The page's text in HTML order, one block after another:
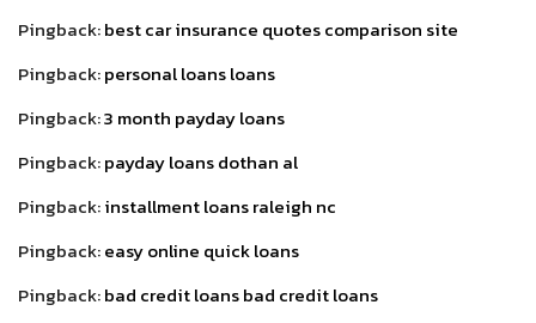
Pingback:best car insurance quotes comparison site
Pingback:personal loans loans
Pingback:3 month payday loans
Pingback:payday loans dothan al
Pingback:installment loans raleigh nc
Pingback:easy online quick loans
Pingback:bad credit loans bad credit loans